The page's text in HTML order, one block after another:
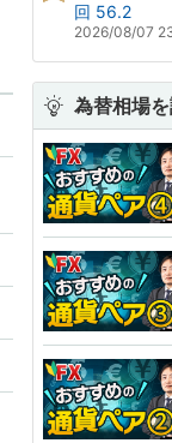
回 56.2
2026/08/07
為替相場